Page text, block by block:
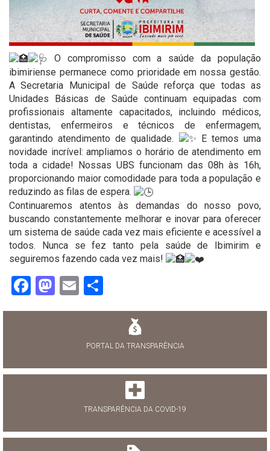
O compromisso com a saúde da população
ibimiriense permanece como prioridade em nossa gestão.
A Secretaria Municipal de Saúde reforça que todas as
Unidades Básicas de Saúde continuam equipadas com
profissionais altamente capacitados, incluindo médicos,
dentistas, enfermeiros e técnicos de enfermagem,
garantindo atendimento de qualidade.
E temos uma
novidade incrível: ampliamos o horário de atendimento em
toda a cidade! Nossas UBS funcionam das 08h às 16h,
proporcionando maior comodidade para toda a população e
reduzindo as filas de espera.
Continuaremos atentos às demandas do nosso povo,
buscando constantemente melhorar e inovar para oferecer
um sistema de saúde cada vez mais eficiente e acessível a
todos. Nunca se fez tanto pela saúde de Ibimirim e
seguiremos fazendo cada vez mais!
Facebook
Mastodon
Email
PORTAL DA TRANSPARÊNCIA
TRANSPARÊNCIA DA COVID-19